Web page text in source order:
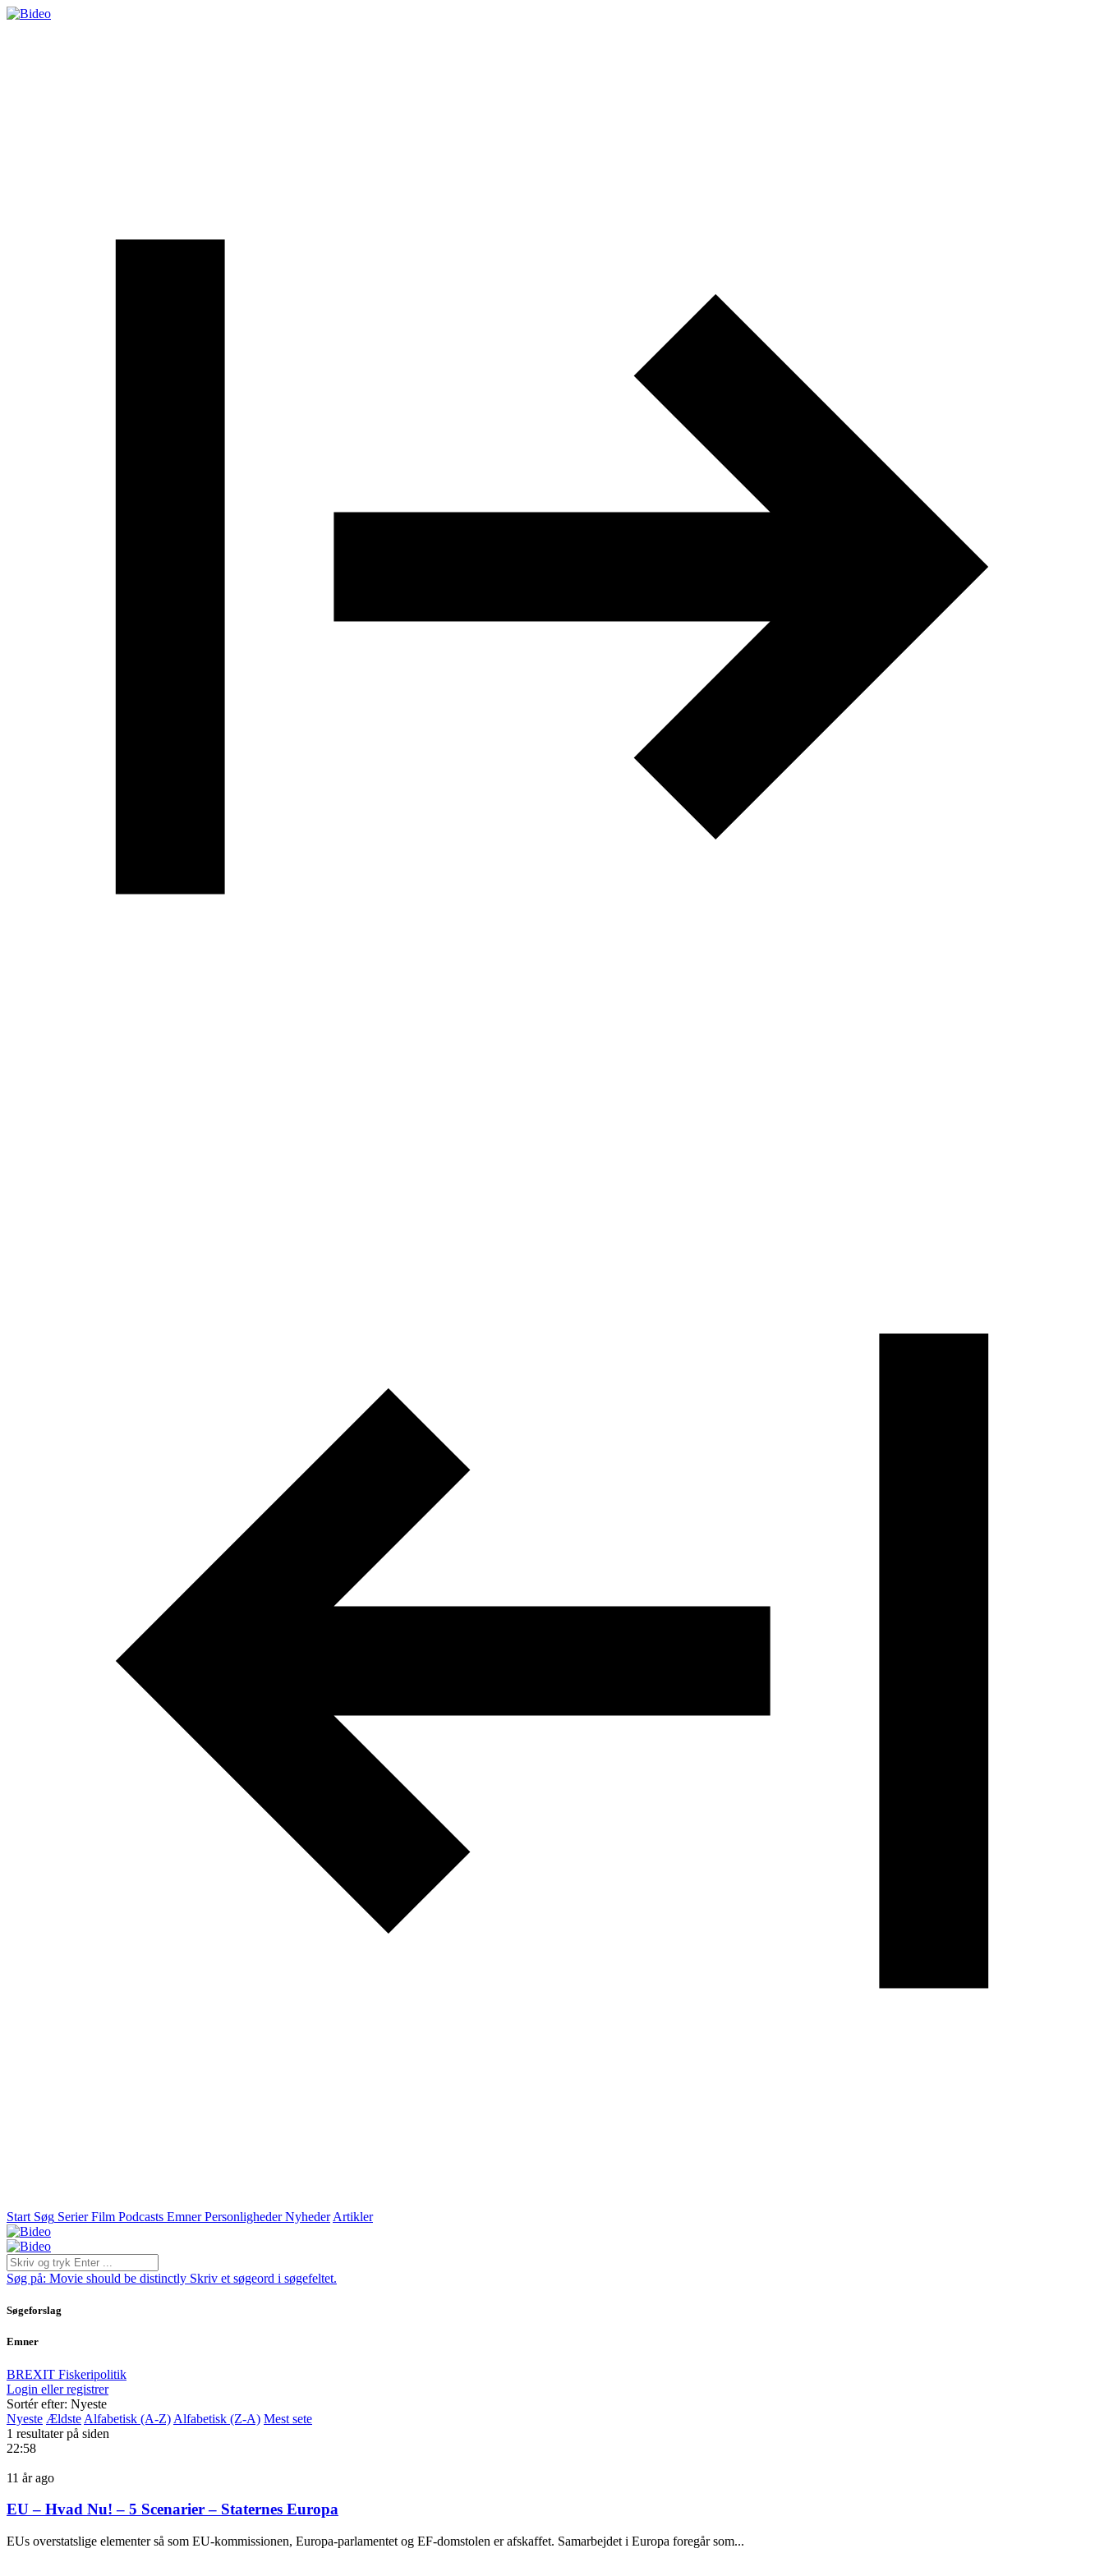
Start Søg Serier Film Podcasts Emner Personligheder Nyheder Artikler
Søg på: Movie should be distinctly Skriv et søgeord i søgefeltet.
Søgeforslag
Emner
BREXIT Fiskeripolitik
Login eller registrer
Sortér efter: Nyeste
Nyeste Ældste Alfabetisk (A-Z) Alfabetisk (Z-A) Mest sete
1 resultater på siden
22:58
11 år ago
EU – Hvad Nu! – 5 Scenarier – Staternes Europa
EUs overstatslige elementer så som EU-kommissionen, Europa-parlamentet og EF-domstolen er afskaffet. Samarbejdet i Europa foregår som...